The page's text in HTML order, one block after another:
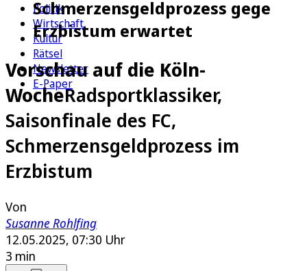
Politik
Wirtschaft
Kultur
Rätsel
Newsletter
E-Paper
Schmerzensgeldprozess gege
Erzbistum erwartet
Vorschau auf die Köln-
WocheRadsportklassiker,
Saisonfinale des FC,
Schmerzensgeldprozess im
Erzbistum
Von
Susanne Rohlfing
12.05.2025, 07:30 Uhr
3 min